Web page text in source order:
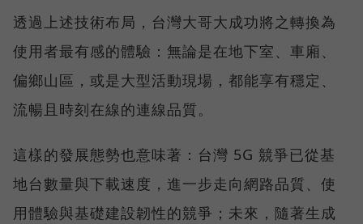
透過上述技術布局，台灣大哥大成功將之轉換為
使用者最有感的體驗：無論是在地下室、車廂、
偏鄉山區，或是大型活動現場，都能享有穩定、
流暢且時刻在線的連線品質。
這樣的發展態勢也意味著：台灣 5G 競爭已從基
地台數量與下載速度，進一步走向網路品質、使
用體驗與基礎建設韌性的競爭；未來，隨著生成